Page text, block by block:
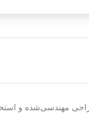
طراحی مهندسی‌شده و